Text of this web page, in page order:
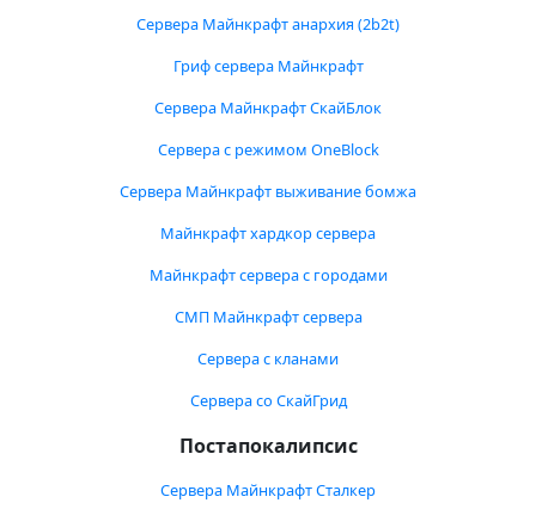
Сервера Майнкрафт анархия (2b2t)
Гриф сервера Майнкрафт
Сервера Майнкрафт СкайБлок
Сервера с режимом OneBlock
Сервера Майнкрафт выживание бомжа
Майнкрафт хардкор сервера
Майнкрафт сервера с городами
СМП Майнкрафт сервера
Сервера с кланами
Сервера со СкайГрид
Постапокалипсис
Сервера Майнкрафт Сталкер